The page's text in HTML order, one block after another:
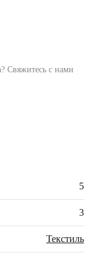
Свяжитесь с нами
5
3
Текстиль